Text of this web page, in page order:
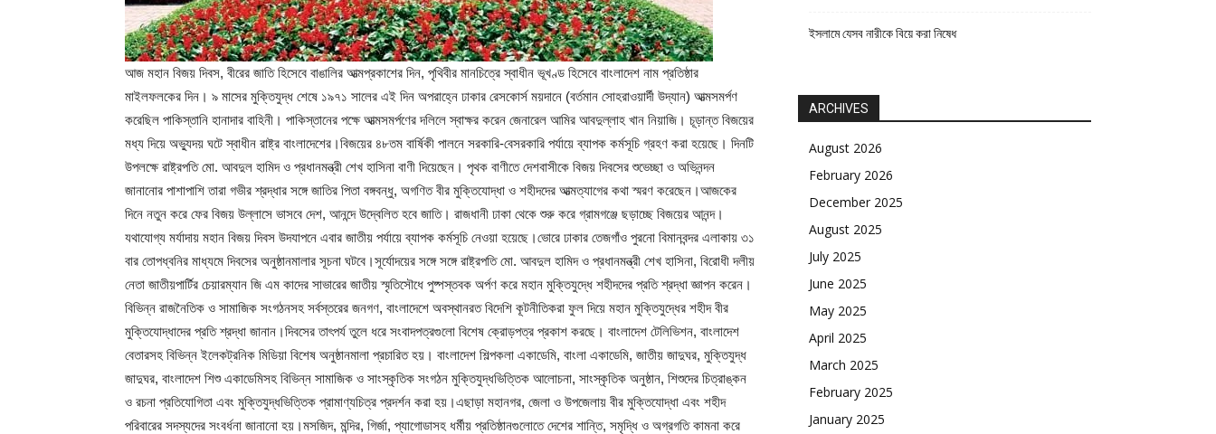
আজ মহান বিজয় দিবস, বীরের জাতি হিসেবে বাঙালির আত্মপ্রকাশের দিন, পৃথিবীর মানচিত্রে স্বাধীন ভূখণ্ড হিসেবে বাংলাদেশ নাম প্রতিষ্ঠার
মাইলফলকের দিন। ৯ মাসের মুক্তিযুদ্ধ শেষে ১৯৭১ সালের এই দিন অপরাহ্নে ঢাকার রেসকোর্স ময়দানে (বর্তমান সোহরাওয়ার্দী উদ্যান) আত্মসমর্পণ
করেছিল পাকিস্তানি হানাদার বাহিনী। পাকিস্তানের পক্ষে আত্মসমর্পণের দলিলে স্বাক্ষর করেন জেনারেল আমির আবদুল্লাহ খান নিয়াজি। চূড়ান্ত বিজয়ের
মধ্য দিয়ে অভ্যুদয় ঘটে স্বাধীন রাষ্ট্র বাংলাদেশের।বিজয়ের ৪৮তম বার্ষিকী পালনে সরকারি-বেসরকারি পর্যায়ে ব্যাপক কর্মসূচি গ্রহণ করা হয়েছে। দিনটি
উপলক্ষে রাষ্ট্রপতি মো. আবদুল হামিদ ও প্রধানমন্ত্রী শেখ হাসিনা বাণী দিয়েছেন। পৃথক বাণীতে দেশবাসীকে বিজয় দিবসের শুভেচ্ছা ও অভিনন্দন
জানানোর পাশাপাশি তারা গভীর শ্রদ্ধার সঙ্গে জাতির পিতা বঙ্গবন্ধু, অগণিত বীর মুক্তিযোদ্ধা ও শহীদদের আত্মত্যাগের কথা স্মরণ করেছেন।আজকের
দিনে নতুন করে ফের বিজয় উল্লাসে ভাসবে দেশ, আনন্দে উদ্বেলিত হবে জাতি। রাজধানী ঢাকা থেকে শুরু করে গ্রামগঞ্জে ছড়াচ্ছে বিজয়ের আনন্দ।
যথাযোগ্য মর্যাদায় মহান বিজয় দিবস উদযাপনে এবার জাতীয় পর্যায়ে ব্যাপক কর্মসূচি নেওয়া হয়েছে।ভোরে ঢাকার তেজগাঁও পুরনো বিমানবন্দর এলাকায় ৩১
বার তোপধ্বনির মাধ্যমে দিবসের অনুষ্ঠানমালার সূচনা ঘটবে।সূর্যোদয়ের সঙ্গে সঙ্গে রাষ্ট্রপতি মো. আবদুল হামিদ ও প্রধানমন্ত্রী শেখ হাসিনা, বিরোধী দলীয়
নেতা জাতীয়পার্টির চেয়ারম্যান জি এম কাদের সাভারের জাতীয় স্মৃতিসৌধে পুষ্পস্তবক অর্পণ করে মহান মুক্তিযুদ্ধে শহীদদের প্রতি শ্রদ্ধা জ্ঞাপন করেন।
বিভিন্ন রাজনৈতিক ও সামাজিক সংগঠনসহ সর্বস্তরের জনগণ, বাংলাদেশে অবস্থানরত বিদেশি কূটনীতিকরা ফুল দিয়ে মহান মুক্তিযুদ্ধের শহীদ বীর
মুক্তিযোদ্ধাদের প্রতি শ্রদ্ধা জানান।দিবসের তাৎপর্য তুলে ধরে সংবাদপত্রগুলো বিশেষ ক্রোড়পত্র প্রকাশ করছে। বাংলাদেশ টেলিভিশন, বাংলাদেশ
বেতারসহ বিভিন্ন ইলেকট্রনিক মিডিয়া বিশেষ অনুষ্ঠানমালা প্রচারিত হয়। বাংলাদেশ শিল্পকলা একাডেমি, বাংলা একাডেমি, জাতীয় জাদুঘর, মুক্তিযুদ্ধ
জাদুঘর, বাংলাদেশ শিশু একাডেমিসহ বিভিন্ন সামাজিক ও সাংস্কৃতিক সংগঠন মুক্তিযুদ্ধভিত্তিক আলোচনা, সাংস্কৃতিক অনুষ্ঠান, শিশুদের চিত্রাঙ্কন
ও রচনা প্রতিযোগিতা এবং মুক্তিযুদ্ধভিত্তিক প্রামাণ্যচিত্র প্রদর্শন করা হয়।এছাড়া মহানগর, জেলা ও উপজেলায় বীর মুক্তিযোদ্ধা এবং শহীদ
পরিবারের সদস্যদের সংবর্ধনা জানানো হয়।মসজিদ, মন্দির, গির্জা, প্যাগোডাসহ ধর্মীয় প্রতিষ্ঠানগুলোতে দেশের শান্তি, সমৃদ্ধি ও অগ্রগতি কামনা করে
ইসলামে যেসব নারীকে বিয়ে করা নিষেধ
ARCHIVES
August 2026
February 2026
December 2025
August 2025
July 2025
June 2025
May 2025
April 2025
March 2025
February 2025
January 2025